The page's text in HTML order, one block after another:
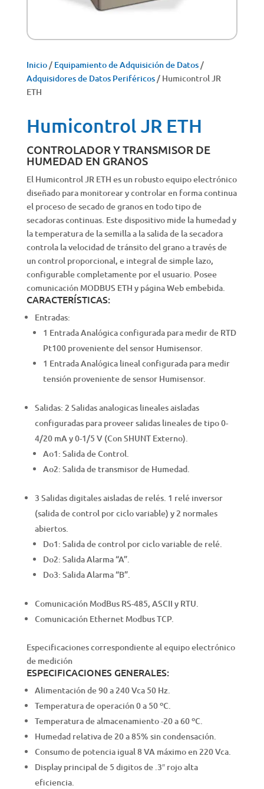
Inicio/ Equipamiento de Adquisición de Datos/
Adquisidores de Datos Periféricos/ Humicontrol JR
ETH
Humicontrol JR ETH
CONTROLADOR Y TRANSMISOR DE
HUMEDAD EN GRANOS
El Humicontrol JR ETH es un robusto equipo electrónico
diseñado para monitorear y controlar en forma continua
el proceso de secado de granos en todo tipo de
secadoras continuas. Este dispositivo mide la humedad y
la temperatura de la semilla a la salida de la secadora
controla la velocidad de tránsito del grano a través de
un control proporcional, e integral de simple lazo,
configurable completamente por el usuario. Posee
comunicación MODBUS ETH y página Web embebida.
CARACTERÍSTICAS:
Entradas:
1 Entrada Analógica configurada para medir de RTD
Pt100 proveniente del sensor Humisensor.
1 Entrada Analógica lineal configurada para medir
tensión proveniente de sensor Humisensor.
Salidas: 2 Salidas analogicas lineales aisladas
configuradas para proveer salidas lineales de tipo 0-
4/20 mA y 0-1/5 V (Con SHUNT Externo).
Ao1: Salida de Control.
Ao2: Salida de transmisor de Humedad.
3 Salidas digitales aisladas de relés. 1 relé inversor
(salida de control por ciclo variable) y 2 normales
abiertos.
Do1: Salida de control por ciclo variable de relé.
Do2: Salida Alarma “A”.
Do3: Salida Alarma “B”.
Comunicación ModBus RS-485, ASCII y RTU.
Comunicación Ethernet Modbus TCP.
Especificaciones correspondiente al equipo electrónico
de medición
ESPECIFICACIONES GENERALES:
Alimentación de 90 a 240 Vca 50 Hz.
Temperatura de operación 0 a 50 ºC.
Temperatura de almacenamiento -20 a 60 ºC.
Humedad relativa de 20 a 85% sin condensación.
Consumo de potencia igual 8 VA máximo en 220 Vca.
Display principal de 5 digitos de .3″ rojo alta
eficiencia.